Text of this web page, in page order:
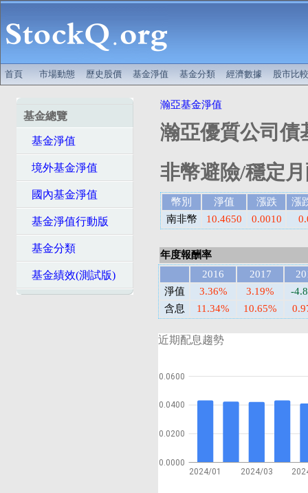
首頁 市場動態 歷史股價 基金淨值 基金分類 經濟數據 股市比較
基金總覽
基金淨值
境外基金淨值
國內基金淨值
基金淨值行動版
基金分類
基金績效(測試版)
瀚亞基金淨值
瀚亞優質公司債
非幣避險/穩定
幣別 淨值 漲跌
漲
南非幣
10.4650 0.0010
年度報酬率
2016
2017
淨值
3.36% 3.19%
-
含息
11.34% 10.65%
近期配息趨勢
2024/01 2024/03
0.0000
0.0200
0.0400
0.0600